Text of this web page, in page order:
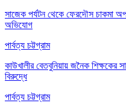
সাজেক পর্যটন থেকে ফেরদৌস চাকমা
অভিযোগ
পার্বত্য চট্টগ্রাম
কাউখালীর বেতবুনিয়ায় জনৈক শিক্ষকের
বিরুদ্ধে
পার্বত্য চট্টগ্রাম